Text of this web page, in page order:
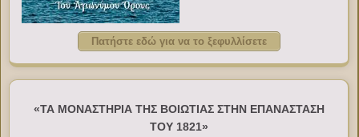
Πατήστε εδώ για να το ξεφυλλίσετε
«ΤΑ ΜΟΝΑΣΤΗΡΙΑ ΤΗΣ ΒΟΙΩΤΙΑΣ ΣΤΗΝ ΕΠΑΝΑΣΤΑΣΗ
ΤΟΥ 1821»